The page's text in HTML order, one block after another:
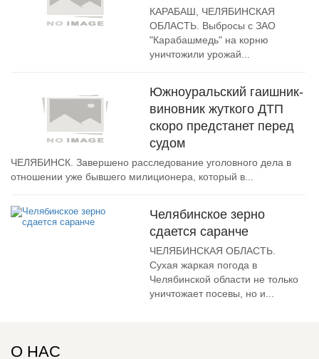
КАРАБАШ, ЧЕЛЯБИНСКАЯ
ОБЛАСТЬ. Выбросы с ЗАО
"Карабашмедь" на корню
уничтожили урожай...
Южноуральский гаишник-
виновник жуткого ДТП
скоро предстанет перед
судом
ЧЕЛЯБИНСК. Завершено расследование уголовного дела в
отношении уже бывшего милиционера, который в...
Челябинское зерно
сдается саранче
ЧЕЛЯБИНСКАЯ ОБЛАСТЬ.
Сухая жаркая погода в
Челябинской области не только
уничтожает посевы, но и...
О НАС